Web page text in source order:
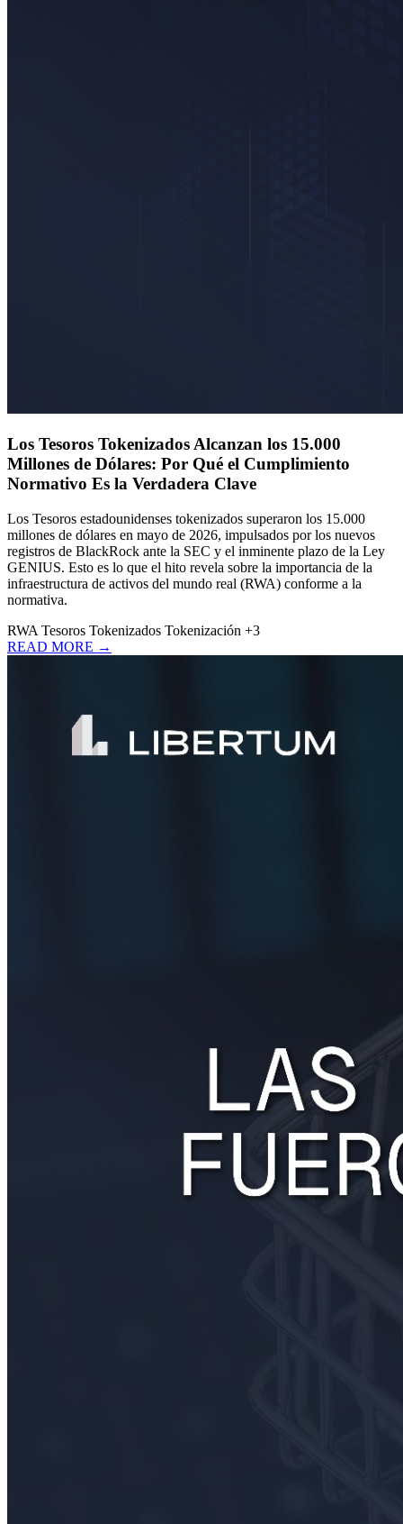
Los Tesoros Tokenizados Alcanzan los 15.000
Millones de Dólares: Por Qué el Cumplimiento
Normativo Es la Verdadera Clave
Los Tesoros estadounidenses tokenizados superaron los 15.000
millones de dólares en mayo de 2026, impulsados por los nuevos
registros de BlackRock ante la SEC y el inminente plazo de la Ley
GENIUS. Esto es lo que el hito revela sobre la importancia de la
infraestructura de activos del mundo real (RWA) conforme a la
normativa.
RWA Tesoros Tokenizados Tokenización +3
READ MORE →